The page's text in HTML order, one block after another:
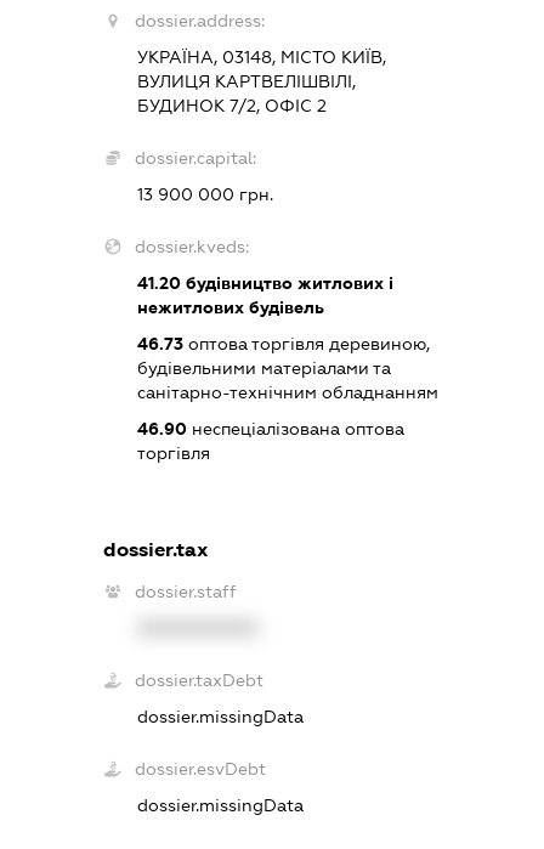
dossier.address:
УКРАЇНА, 03148, МІСТО КИЇВ,
ВУЛИЦЯ КАРТВЕЛІШВІЛІ,
БУДИНОК 7/2, ОФІС 2
dossier.capital:
13 900 000 грн.
dossier.kveds:
41.20 будівництво житлових і
нежитлових будівель
46.73 оптова торгівля деревиною,
будівельними матеріалами та
санітарно-технічним обладнанням
46.90 неспеціалізована оптова
торгівля
dossier.tax
dossier.staff
dossier.taxDebt
dossier.missingData
dossier.esvDebt
dossier.missingData